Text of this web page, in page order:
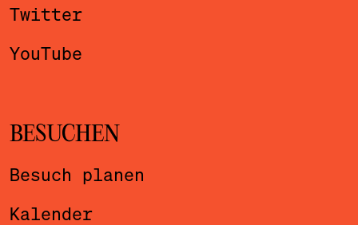
Twitter
YouTube
BESUCHEN
Besuch planen
Kalender